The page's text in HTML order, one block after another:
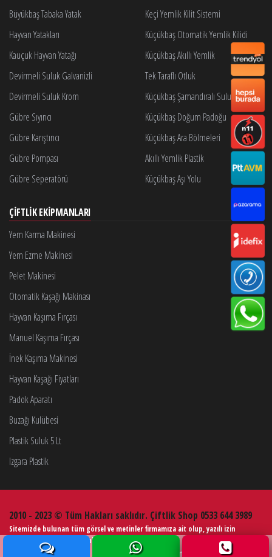
Büyükbaş Tabaka Yatak
Hayvan Yatakları
Kauçuk Hayvan Yatağı
Devirmeli Suluk Galvanizli
Devirmeli Suluk Krom
Gübre Sıyırıcı
Gübre Karıştırıcı
Gübre Pompası
Gübre Seperatörü
Keçi Yemlik Kilit Sistemi
Küçükbaş Otomatik Yemlik Kilidi
Küçükbaş Akıllı Yemlik
Tek Taraflı Otluk
Küçükbaş Şamandıralı Suluk
Küçükbaş Doğum Padoğu
Küçükbaş Ara Bölmeleri
Akıllı Yemlik Plastik
Küçükbaş Aşı Yolu
ÇIFTLIK EKIPMANLARI
Yem Karma Makinesi
Yem Ezme Makinesi
Pelet Makinesi
Otomatik Kaşağı Makinası
Hayvan Kaşıma Fırçası
Manuel Kaşıma Fırçası
İnek Kaşıma Makinesi
Hayvan Kaşağı Fiyatları
Padok Aparatı
Buzağı Kulübesi
Plastik Suluk 5 Lt
Izgara Plastik
2010 - 2023 © Tüm Hakları saklıdır. Çiftlik Shop 0533 644 3989
Sitemizde bulunan tüm görsel ve metinler firmamıza ait olup, yazılı izin
alınmadan kullanımı kesinlikle yasaktır.
Çiftlik Ekipmanları
Web Tasarım